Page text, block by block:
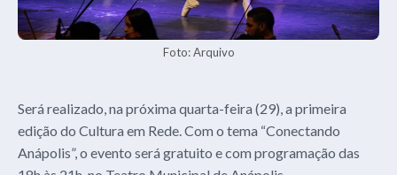
Foto: Arquivo
Será realizado, na próxima quarta-feira (29), a primeira
edição do Cultura em Rede. Com o tema “Conectando
Anápolis”, o evento será gratuito e com programação das